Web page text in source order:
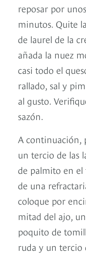
reposar por
minutos. Quite
de laurel de la
añada la nuez
casi todo el
rallado, sal y
al gusto.
sazón.
A continuación,
un tercio de las
de palmito en el
de una
coloque por
mitad del ajo, un
poquito de
ruda y un tercio